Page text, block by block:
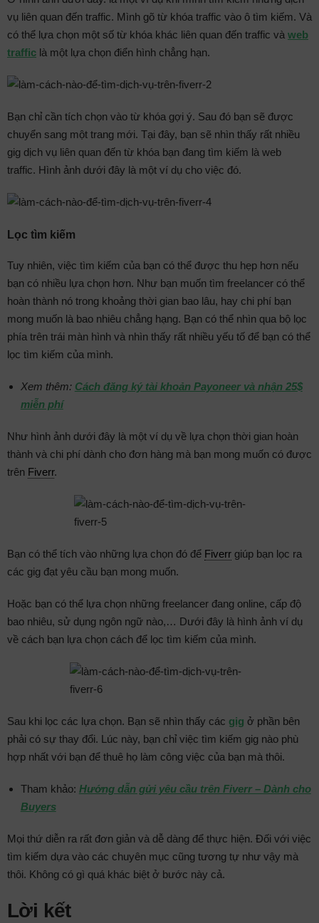
vụ liên quan đến traffic. Mình gõ từ khóa traffic vào ô tìm kiếm. Và
có thể lựa chọn một số từ khóa khác liên quan đến traffic và web
traffic là một lựa chọn điển hình chẳng hạn.
Bạn chỉ cần tích chọn vào từ khóa gợi ý. Sau đó bạn sẽ được
chuyển sang một trang mới. Tại đây, bạn sẽ nhìn thấy rất nhiều
gig dịch vụ liên quan đến từ khóa bạn đang tìm kiếm là web
traffic. Hình ảnh dưới đây là một ví dụ cho việc đó.
Lọc tìm kiếm
Tuy nhiên, việc tìm kiếm của bạn có thể được thu hẹp hơn nếu
bạn có nhiều lựa chọn hơn. Như bạn muốn tìm freelancer có thể
hoàn thành nó trong khoảng thời gian bao lâu, hay chi phí bạn
mong muốn là bao nhiêu chẳng hạng. Bạn có thể nhìn qua bộ lọc
phía trên trái màn hình và nhìn thấy rất nhiều yếu tố để bạn có thể
lọc tìm kiếm của mình.
Xem thêm: Cách đăng ký tài khoản Payoneer và nhận 25$
miễn phí
Như hình ảnh dưới đây là một ví dụ về lựa chọn thời gian hoàn
thành và chi phí dành cho đơn hàng mà bạn mong muốn có được
trên Fiverr.
Bạn có thể tích vào những lựa chọn đó để Fiverr giúp bạn lọc ra
các gig đạt yêu cầu bạn mong muốn.
Hoặc bạn có thể lựa chọn những freelancer đang online, cấp độ
bao nhiêu, sử dụng ngôn ngữ nào,… Dưới đây là hình ảnh ví dụ
về cách bạn lựa chọn cách để lọc tìm kiếm của mình.
Sau khi lọc các lựa chọn. Bạn sẽ nhìn thấy các gig ở phần bên
phải có sự thay đổi. Lúc này, bạn chỉ việc tìm kiếm gig nào phù
hợp nhất với bạn để thuê họ làm công việc của bạn mà thôi.
Tham khảo: Hướng dẫn gửi yêu cầu trên Fiverr – Dành cho
Buyers
Mọi thứ diễn ra rất đơn giản và dễ dàng để thực hiện. Đối với việc
tìm kiếm dựa vào các chuyên mục cũng tương tự như vậy mà
thôi. Không có gì quá khác biệt ở bước này cả.
Lời kết